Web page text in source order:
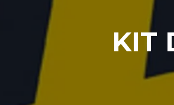
KIT